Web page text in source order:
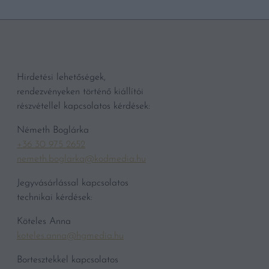
Hirdetési lehetőségek,
rendezvényeken történő kiállítói
részvétellel kapcsolatos kérdések:
Németh Boglárka
+36 30 975 2652
nemeth.boglarka@kodmedia.hu
Jegyvásárlással kapcsolatos
technikai kérdések:
Köteles Anna
koteles.anna@hgmedia.hu
Bortesztekkel kapcsolatos